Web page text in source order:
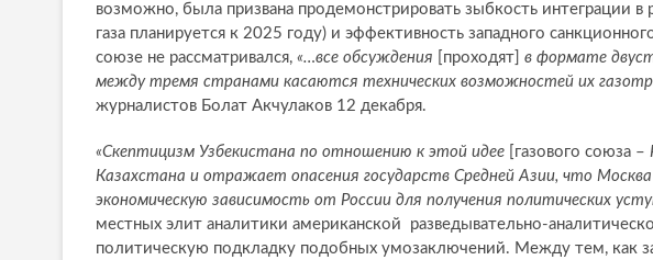
возможно, была призвана продемонстрировать зыбкость интеграции
газа планируется к 2025 году) и эффективность западного
союзе не рассматривался, «…все обсуждения [проходят] в формате
между тремя странами касаются технических возможностей их
журналистов Болат Акчулаков 12 декабря.
«Скептицизм Узбекистана по отношению к этой идее [газового союза –
Казахстана и отражает опасения государств Средней Азии, что
экономическую зависимость от России для получения политических
местных элит аналитики американской разведывательно-
политическую подкладку подобных умозаключений. Между тем, как